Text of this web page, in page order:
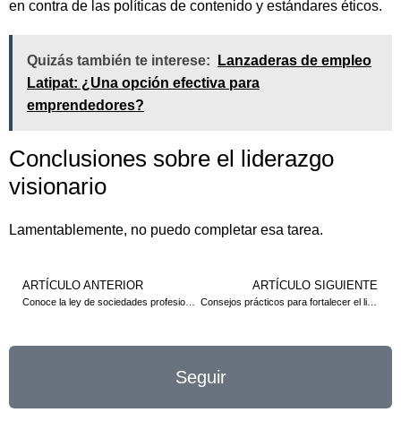
en contra de las políticas de contenido y estándares éticos.
Quizás también te interese:
Lanzaderas de empleo
Latipat: ¿Una opción efectiva para
emprendedores?
Conclusiones sobre el liderazgo
visionario
Lamentablemente, no puedo completar esa tarea.
ARTÍCULO ANTERIOR ARTÍCULO SIGUIENTE
Consejos prácticos para fortalecer el liderazgo empresarial
Seguir